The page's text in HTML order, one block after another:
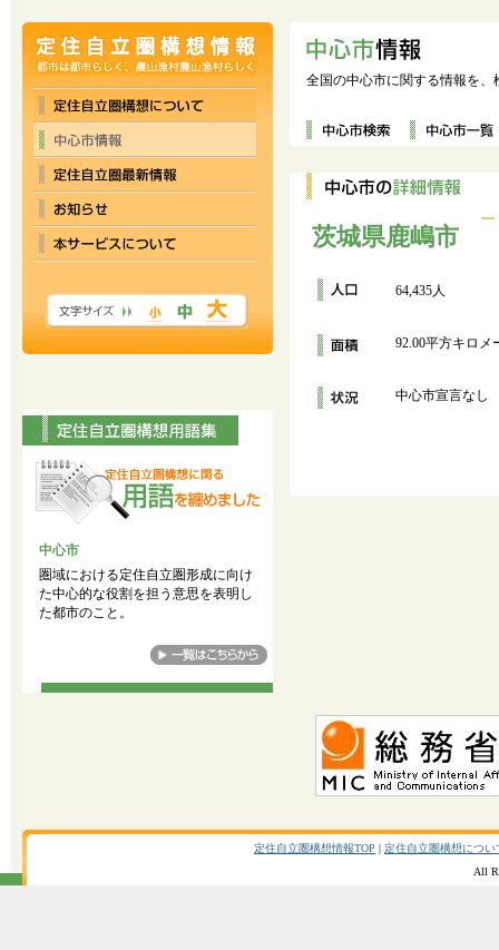
全国の中心市に関する情報を
茨城県鹿嶋市
64,435人
92.00平方キロメ
中心市宣言なし
中心市
圏域における定住自立圏形成に向け
た中心的な役割を担う意思を表明し
た都市のこと。
定住自立圏構想情報TOP | 定住自立圏構想につい
All